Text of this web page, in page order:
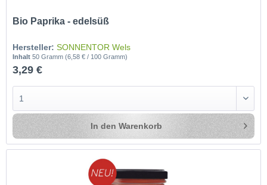
Bio Paprika - edelsüß
Hersteller: SONNENTOR Wels
Inhalt50 Gramm(6,58 € / 100 Gramm)
3,29 €
In den Warenkorb